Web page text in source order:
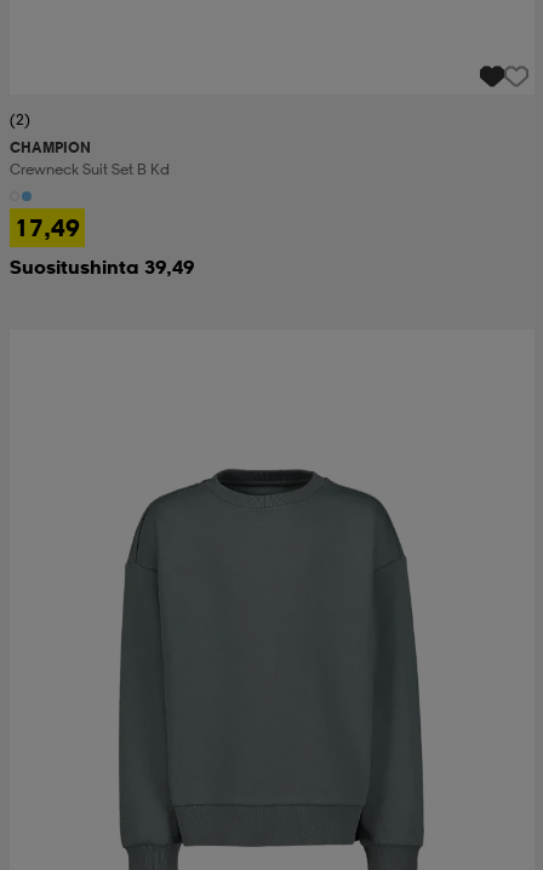
(2)
CHAMPION
Crewneck Suit Set B Kd
17,49
Suositushinta 39,49